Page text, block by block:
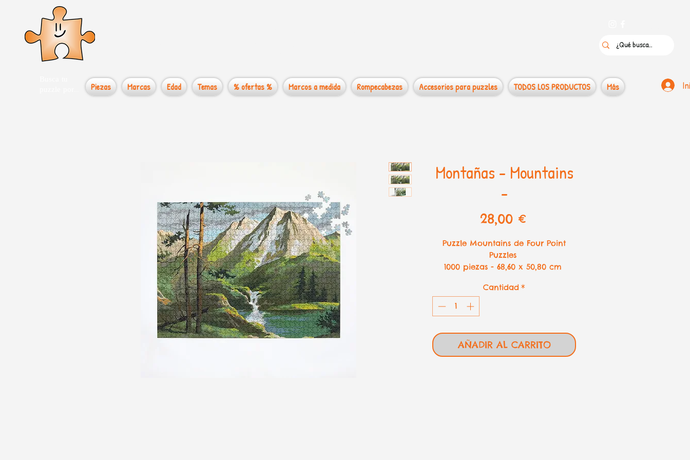
Piezas Marcas Edad Temas % ofertas % Marcos a medida Rompecabezas Accesorios para puzzles TODOS LOS PRODUCTOS Más
Montañas - Mountains
-
28,00 €Precio
Puzzle Mountains de Four Point
Puzzles
1000 piezas - 68,60 x 50,80 cm
Cantidad *
AÑADIR AL CARRITO